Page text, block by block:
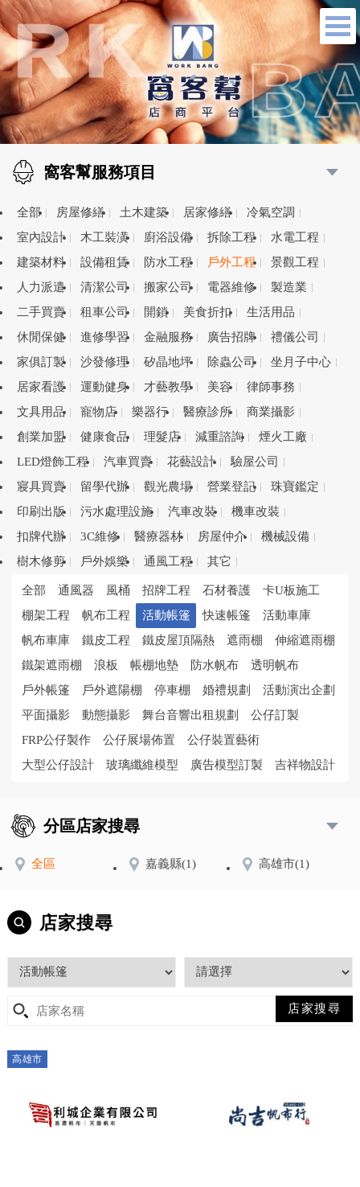
窩客幫服務項目
全部 房屋修繕 土木建築 居家修繕
冷氣空調
室內設計
木工裝潢 廚浴設備 拆除工程
水電工程
建築材料
設備租賃 防水工程 戶外工程
景觀工程
人力派遣
清潔公司 搬家公司 電器維修
製造業
二手買賣
租車公司 開鎖 美食折扣
生活用品
休閒保健
進修學習 金融服務 廣告招牌
禮儀公司
家俱訂製
沙發修理 矽晶地坪 除蟲公司
坐月子中心
居家看護
運動健身 才藝教學 美容
律師事務
文具用品
寵物店 樂器行 醫療診所
商業攝影
創業加盟
健康食品 理髮店 減重諮詢
煙火工廠
LED燈飾工程
汽車買賣 花藝設計
驗屋公司
寢具買賣
留學代辦 觀光農場 營業登記
珠寶鑑定
印刷出版
污水處理設施 汽車改裝
機車改裝
扣牌代辦
3C維修 醫療器材 房屋仲介
機械設備
樹木修剪
戶外娛樂 通風工程 其它
全部 通風器 風桶 招牌工程 石材養護
卡U板施工
棚架工程
帆布工程 活動帳篷 快速帳篷
活動車庫
帆布車庫
鐵皮工程 鐵皮屋頂隔熱 遮雨棚
伸縮遮雨棚
鐵架遮雨棚
浪板 帳棚地墊 防水帆布
透明帆布
戶外帳篷
戶外遮陽棚 停車棚 婚禮規劃
活動演出企劃
平面攝影
動態攝影 舞台音響出租規劃
公仔訂製
FRP公仔製作
公仔展場佈置
公仔裝置藝術
大型公仔設計
玻璃纖維模型 廣告模型訂製 吉祥物設計
分區店家搜尋
全區 嘉義縣(1) 高雄市(1)
店家搜尋
高雄市